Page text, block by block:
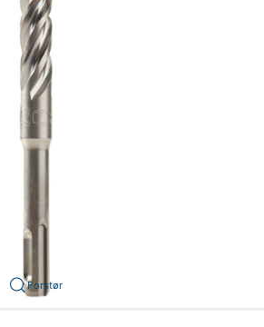
Forstør